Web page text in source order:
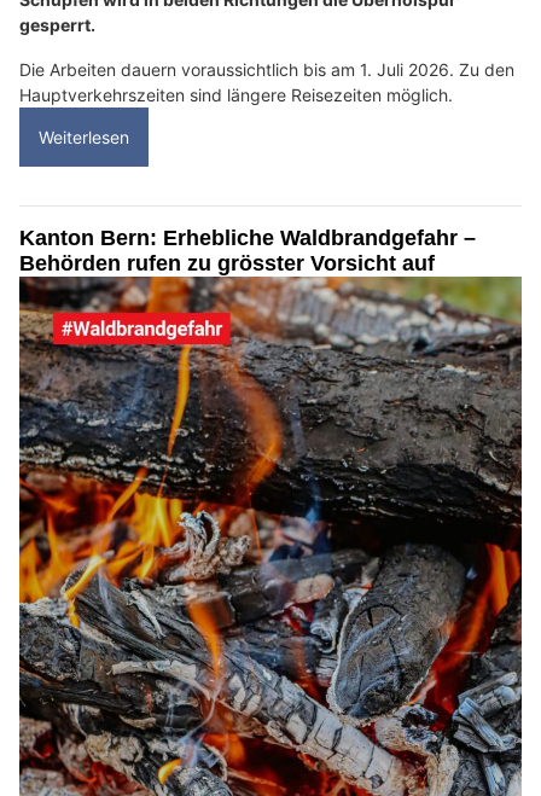
gesperrt.
Die Arbeiten dauern voraussichtlich bis am 1. Juli 2026. Zu den
Hauptverkehrszeiten sind längere Reisezeiten möglich.
Weiterlesen
Kanton Bern: Erhebliche Waldbrandgefahr –
Behörden rufen zu grösster Vorsicht auf